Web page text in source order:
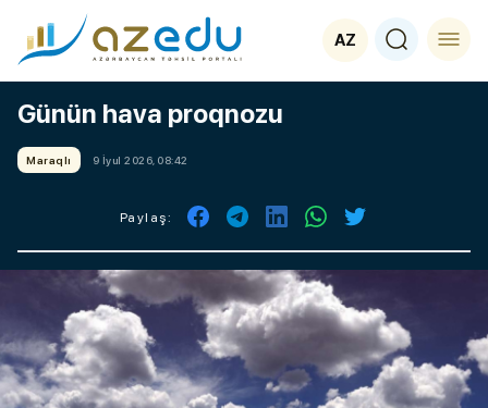
AZ
Günün hava proqnozu
Maraqlı 9 İyul 2026, 08:42
Paylaş: